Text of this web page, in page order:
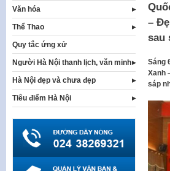
–
sau
Sáng
Xanh
sáp
Văn hóa
Thể Thao
Quy tắc ứng xử
Người Hà Nội thanh lịch, văn minh
Hà Nội đẹp và chưa đẹp
Tiêu điểm Hà Nội